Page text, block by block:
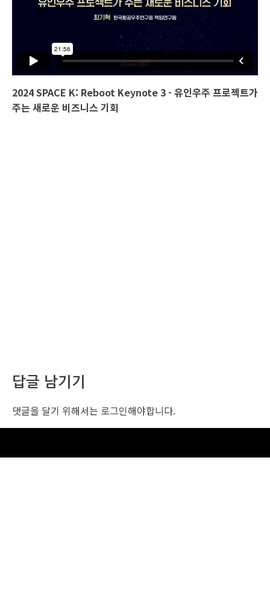
2024 SPACE K: Reboot Keynote 3- 유인우주 프로젝트가
주는 새로운 비즈니스 기회
답글 남기기
댓글을 달기 위해서는 로그인해야합니다.